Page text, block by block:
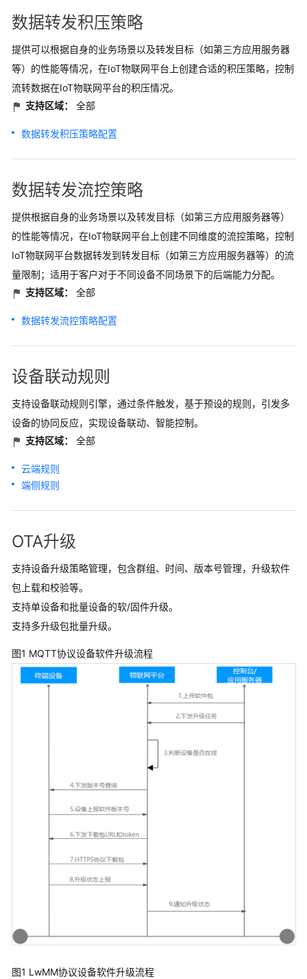
数据转发积压策略
提供可以根据自身的业务场景以及转发目标（如第三方应用服务器
等）的性能等情况，在IoT物联网平台上创建合适的积压策略，控制
流转数据在IoT物联网平台的积压情况。
支持区域：
全部
数据转发积压策略配置
数据转发流控策略
提供根据自身的业务场景以及转发目标（如第三方应用服务器等）
的性能等情况，在IoT物联网平台上创建不同维度的流控策略，控制
IoT物联网平台数据转发到转发目标（如第三方应用服务器等）的流
量限制；适用于客户对于不同设备不同场景下的后端能力分配。
支持区域：
全部
数据转发流控策略配置
设备联动规则
支持设备联动规则引擎，通过条件触发，基于预设的规则，引发多
设备的协同反应，实现设备联动、智能控制。
支持区域：
全部
云端规则
端侧规则
OTA升级
支持设备升级策略管理，包含群组、时间、版本号管理，升级软件
包上载和校验等。
支持单设备和批量设备的软/固件升级。
支持多升级包批量升级。
图1 MQTT协议设备软件升级流程
图1 LwMM协议设备软件升级流程